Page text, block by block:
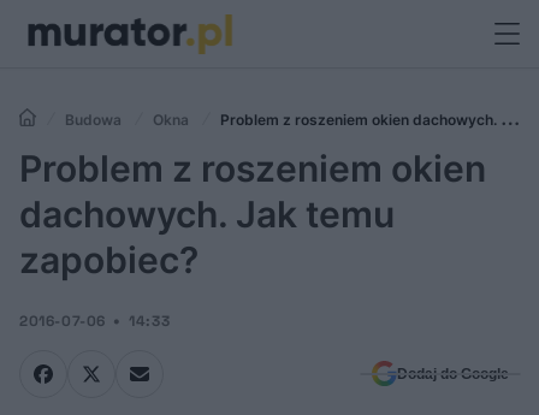
Budowa Okna
Problem z roszeniem okien dachowych. Jak
temu zapobiec?
Problem z roszeniem okien
dachowych. Jak temu
zapobiec?
2016-07-06 14:33
Dodaj do Google